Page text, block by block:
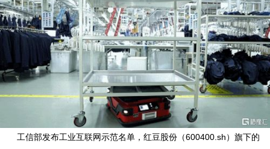
工信部发布工业互联网示范名单，红豆股份（600400.sh）旗下的